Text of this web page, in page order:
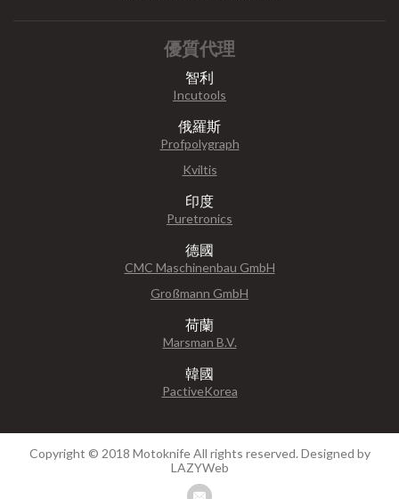
優質代理
智利
Incutools
俄羅斯
Profpolygraph
Kviltis
印度
Puretronics
德國
CMC Maschinenbau GmbH
Großmann GmbH
荷蘭
Marsman B.V.
韓國
PactiveKorea
Copyright © 2018 Motoknife All rights reserved. Designed by
LAZYWeb